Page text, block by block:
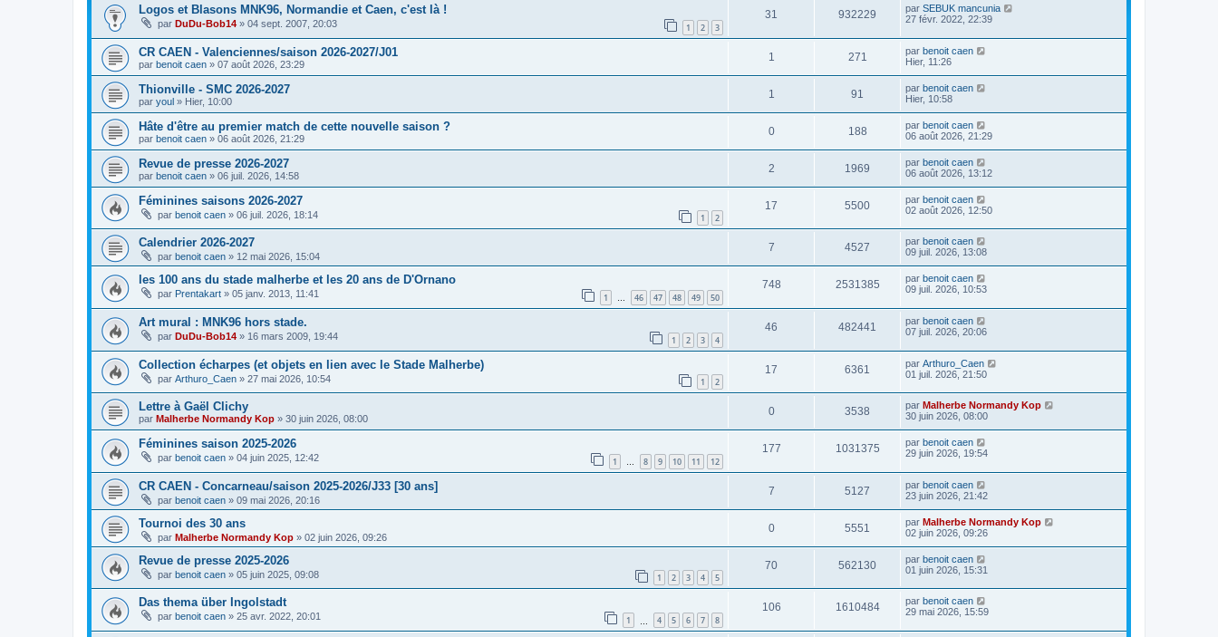
Logos et Blasons MNK96, Normandie et Caen, c'est là !
par DuDu-Bob14 » 04 sept. 2007, 20:03 1 2 3
31 932229 par SEBUK mancunia
27 févr. 2022, 22:39
CR CAEN - Valenciennes/saison 2026-2027/J01
par benoit caen » 07 août 2026, 23:29
1 271 par benoit caen
Hier, 11:26
Thionville - SMC 2026-2027
par youl » Hier, 10:00
1 91 par benoit caen
Hier, 10:58
Hâte d'être au premier match de cette nouvelle saison ?
par benoit caen » 06 août 2026, 21:29
0 188 par benoit caen
06 août 2026, 21:29
Revue de presse 2026-2027
par benoit caen » 06 juil. 2026, 14:58
2 1969 par benoit caen
06 août 2026, 13:12
Féminines saisons 2026-2027
par benoit caen » 06 juil. 2026, 18:14 1 2
17 5500 par benoit caen
02 août 2026, 12:50
Calendrier 2026-2027
par benoit caen » 12 mai 2026, 15:04
7 4527 par benoit caen
09 juil. 2026, 13:08
les 100 ans du stade malherbe et les 20 ans de D'Ornano
par Prentakart » 05 janv. 2013, 11:41 1 … 46 47 48 49 50
748 2531385 par benoit caen
09 juil. 2026, 10:53
Art mural : MNK96 hors stade.
par DuDu-Bob14 » 16 mars 2009, 19:44 1 2 3 4
46 482441 par benoit caen
07 juil. 2026, 20:06
Collection écharpes (et objets en lien avec le Stade Malherbe)
par Arthuro_Caen » 27 mai 2026, 10:54 1 2
17 6361 par Arthuro_Caen
01 juil. 2026, 21:50
Lettre à Gaël Clichy
par Malherbe Normandy Kop » 30 juin 2026, 08:00
0 3538 par Malherbe Normandy Kop
30 juin 2026, 08:00
Féminines saison 2025-2026
par benoit caen » 04 juin 2025, 12:42 1 … 8 9 10 11 12
177 1031375 par benoit caen
29 juin 2026, 19:54
CR CAEN - Concarneau/saison 2025-2026/J33 [30 ans]
par benoit caen » 09 mai 2026, 20:16
7 5127 par benoit caen
23 juin 2026, 21:42
Tournoi des 30 ans
par Malherbe Normandy Kop » 02 juin 2026, 09:26
0 5551 par Malherbe Normandy Kop
02 juin 2026, 09:26
Revue de presse 2025-2026
par benoit caen » 05 juin 2025, 09:08 1 2 3 4 5
70 562130 par benoit caen
01 juin 2026, 15:31
Das thema über Ingolstadt
par benoit caen » 25 avr. 2022, 20:01 1 4 5 6 7 8
106 1610484 par benoit caen
29 mai 2026, 15:59